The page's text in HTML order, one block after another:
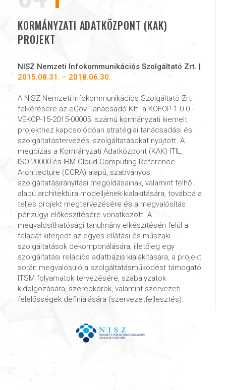
KORMÁNYZATI ADATKÖZPONT (KAK)
PROJEKT
NISZ Nemzeti Infokommunikációs Szolgáltató Zrt. |
2015.08.31. – 2018.06.30.
A NISZ Nemzeti Infokommunikációs Szolgáltató Zrt.
felkérésére az eGov Tanácsadó Kft. a KÖFOP-1.0.0.-
VEKOP-15-2015-00005. számú kormányzati kiemelt
projekthez kapcsolódóan stratégiai tanácsadási és
szolgáltatástervezési szolgáltatásokat nyújtott. A
megbízás a Kormányzati Adatközpont (KAK) ITIL,
ISO:20000 és IBM Cloud Computing Reference
Architecture (CCRA) alapú, szabványos
szolgáltatásirányítási megoldásainak, valamint felhő
alapú architektúra modelljének kialakítására, továbbá a
teljes projekt megtervezésére és a megvalósítás
pénzügyi előkészítésére vonatkozott. A
megvalósíthatósági tanulmány elkészítésén felül a
feladat kiterjedt az egyes ellátási és műszaki
szolgáltatások dekomponálására, illetőleg egy
szolgáltatási relációs adatbázis kialakítására, a projekt
során megvalósuló a szolgáltatásműködést támogató
ITSM folyamatok tervezésére, szabályzatok
kidolgozására, szerepkörök, valamint szervezeti
felelősségek definiálására (szervezetfejlesztés).